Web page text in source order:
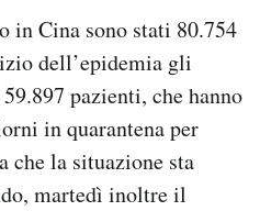
in Cina sono stati 80.754
dell’epidemia gli
pazienti, che hanno
in quarantena per
che la situazione sta
martedì inoltre il